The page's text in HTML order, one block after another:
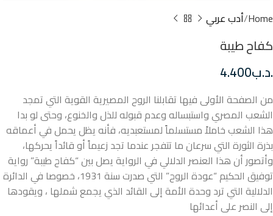
Home أدب عربي
كفاح طيبة
.د.ب4.400
من الصفحة الأولى فيها تقابلنا الروح المصيرية القوية التي تمجد
الشعب المصري واستبساله وعدم قبوله للذل والخنوع، وحتى لو بدا
هذا الشعب خاملاً مستسلماً لمستعبديه، فأنه يظل يحمل في أعماقه
بذرة الثورة التي سرعان ما تتفجر عندما تجد زعيماً أو قائداً يحركها،
وأتصور أن هذا العنصر الدلالي في الرواية يصل بين “كفاح طيبة” رواية
توفيق الحكيم “عودة الروح” التي صدرت سنة 1931، خصوصا في الدائرة
الدلالية التي ترد وحدة الأمة إلى القائد الذي يجمع شملها ، ويقودها
إلى النصر على أعدائها